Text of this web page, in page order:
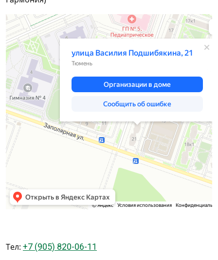
Тюмень
Улица Василия Подшибякина, 21 — Яндекс Карты
Тел: +7 (905) 820-06-11